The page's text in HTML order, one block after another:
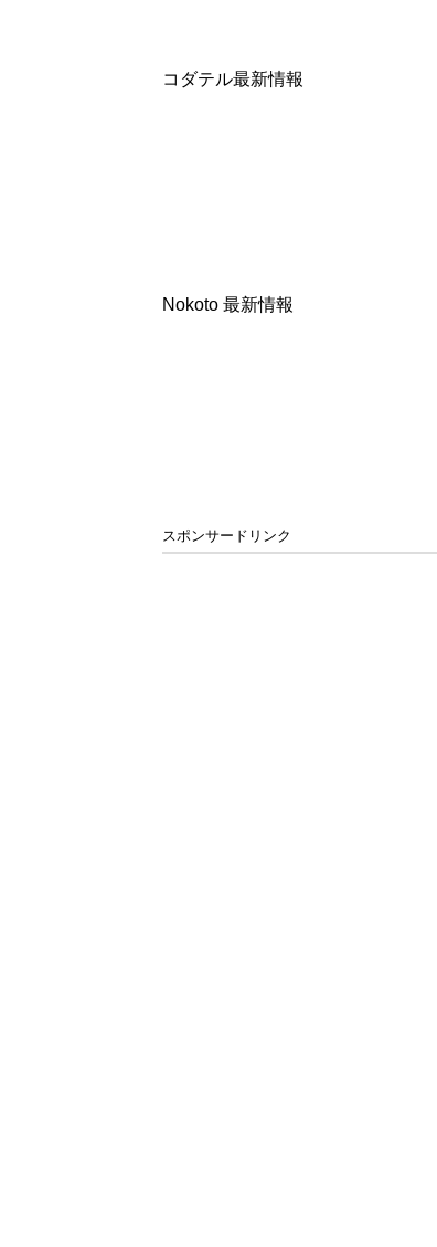
コダテル最新情報
Nokoto 最新情報
スポンサードリンク